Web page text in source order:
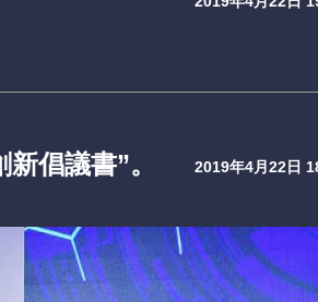
倡議書”。 2019年4月22日